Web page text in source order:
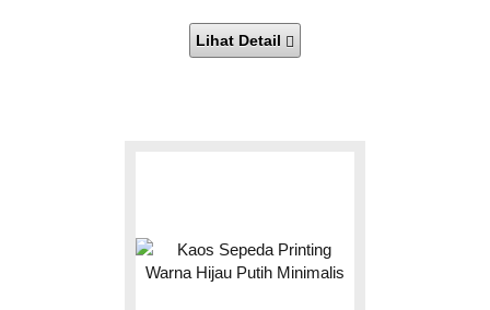
Lihat Detail